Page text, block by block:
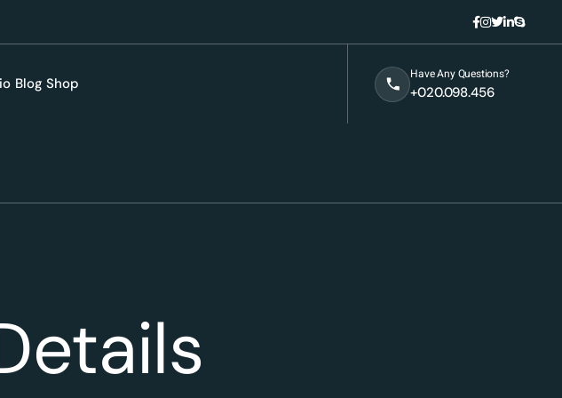
Blog Shop +020.098.456
Have Any Questions?